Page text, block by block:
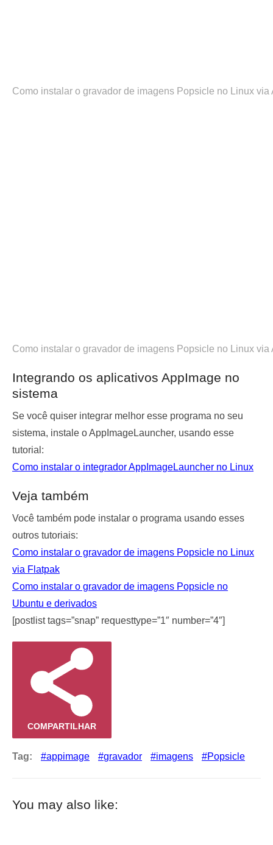
Como instalar o gravador de imagens Popsicle no Linux via
Como instalar o gravador de imagens Popsicle no Linux via
Integrando os aplicativos AppImage no
sistema
Se você quiser integrar melhor esse programa no seu
sistema, instale o AppImageLauncher, usando esse
tutorial:
Como instalar o integrador AppImageLauncher no Linux
Veja também
Você também pode instalar o programa usando esses
outros tutoriais:
Como instalar o gravador de imagens Popsicle no Linux
via Flatpak
Como instalar o gravador de imagens Popsicle no
Ubuntu e derivados
[postlist tags=”snap” requesttype=”1″ number=”4″]
COMPARTILHAR
Tag: appimage gravador imagens Popsicle
You may also like: